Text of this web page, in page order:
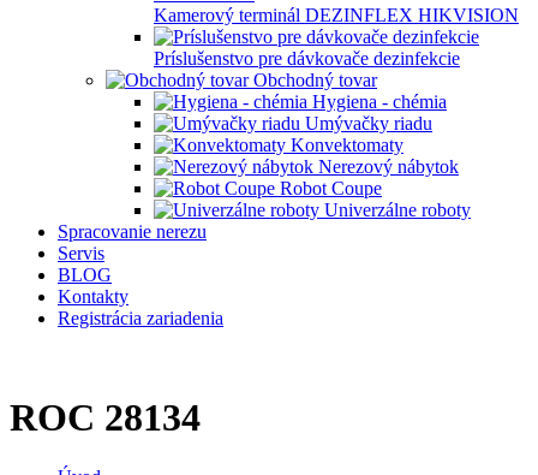
Kamerový terminál DEZINFLEX HIKVISION
Príslušenstvo pre dávkovače dezinfekcie
Obchodný tovar
Hygiena - chémia
Umývačky riadu
Konvektomaty
Nerezový nábytok
Robot Coupe
Univerzálne roboty
Spracovanie nerezu
Servis
BLOG
Kontakty
Registrácia zariadenia
ROC 28134